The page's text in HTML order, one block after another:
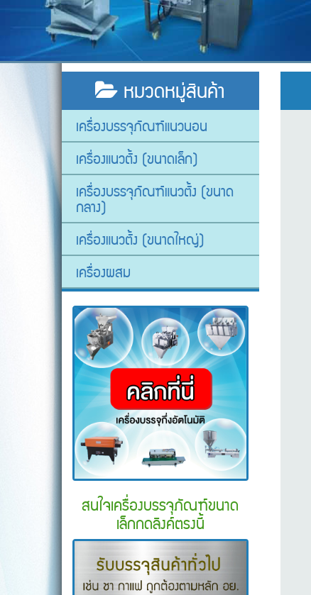
หมวดหมู่สินค้า
เครื่องบรรจุภัณฑ์แนวนอน
เครื่องแนวตั้ง (ขนาดเล็ก)
เครื่องบรรจุภัณฑ์แนวตั้ง (ขนาด
กลาง)
เครื่องแนวตั้ง (ขนาดใหญ่)
เครื่องผสม
สนใจเครื่องบรรจุภัณฑ์ขนาด
เล็กกดลิงค์ตรงนี้